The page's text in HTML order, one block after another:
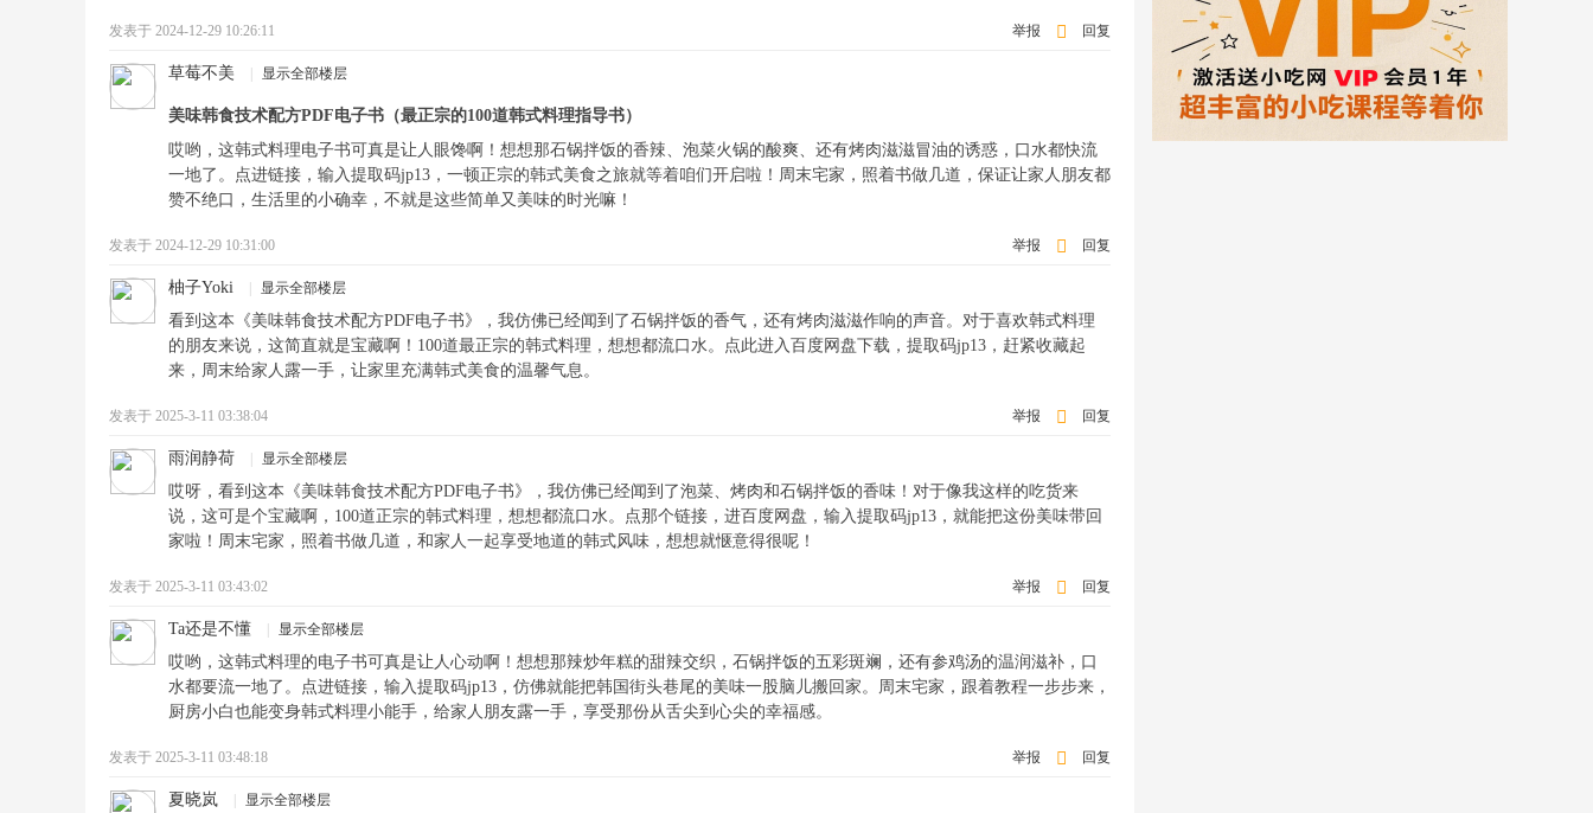
发表于 2024-12-29 10:26:11 举报 回复
草莓不美 显示全部楼层
美味韩食技术配方PDF电子书（最正宗的100道韩式料理指导书）
哎哟，这韩式料理电子书可真是让人眼馋啊！想想那石锅拌饭的香辣、泡菜火锅的酸爽、还有烤肉滋滋冒油的诱惑，口水都快流
一地了。点进链接，输入提取码jp13，一顿正宗的韩式美食之旅就等着咱们开启啦！周末宅家，照着书做几道，保证让家人朋友都
赞不绝口，生活里的小确幸，不就是这些简单又美味的时光嘛！
发表于 2024-12-29 10:31:00 举报 回复
柚子Yoki 显示全部楼层
看到这本《美味韩食技术配方PDF电子书》，我仿佛已经闻到了石锅拌饭的香气，还有烤肉滋滋作响的声音。对于喜欢韩式料理
的朋友来说，这简直就是宝藏啊！100道最正宗的韩式料理，想想都流口水。点此进入百度网盘下载，提取码jp13，赶紧收藏起
来，周末给家人露一手，让家里充满韩式美食的温馨气息。
发表于 2025-3-11 03:38:04 举报 回复
雨润静荷 显示全部楼层
哎呀，看到这本《美味韩食技术配方PDF电子书》，我仿佛已经闻到了泡菜、烤肉和石锅拌饭的香味！对于像我这样的吃货来
说，这可是个宝藏啊，100道正宗的韩式料理，想想都流口水。点那个链接，进百度网盘，输入提取码jp13，就能把这份美味带回
家啦！周末宅家，照着书做几道，和家人一起享受地道的韩式风味，想想就惬意得很呢！
发表于 2025-3-11 03:43:02 举报 回复
Ta还是不懂 显示全部楼层
哎哟，这韩式料理的电子书可真是让人心动啊！想想那辣炒年糕的甜辣交织，石锅拌饭的五彩斑斓，还有参鸡汤的温润滋补，口
水都要流一地了。点进链接，输入提取码jp13，仿佛就能把韩国街头巷尾的美味一股脑儿搬回家。周末宅家，跟着教程一步步来，
厨房小白也能变身韩式料理小能手，给家人朋友露一手，享受那份从舌尖到心尖的幸福感。
发表于 2025-3-11 03:48:18 举报 回复
夏晓岚 显示全部楼层